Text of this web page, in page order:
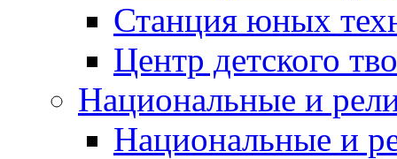
Станция юных
Центр детского
Национальные и
Национальные и